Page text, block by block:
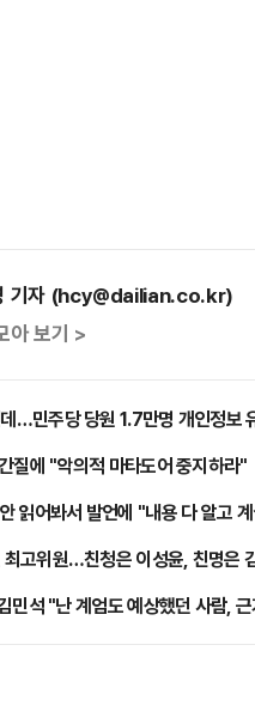
기자 (hcy@dailian.co.kr)
아 보기 >
…민주당 당원 1.7만명 개인정보
질에 "악의적 마타도어 중지하라"
읽어봐서 발언에 "내용 다 알고
고위원…친청은 이성윤, 친명은
민석 "난 계엄도 예상했던 사람,